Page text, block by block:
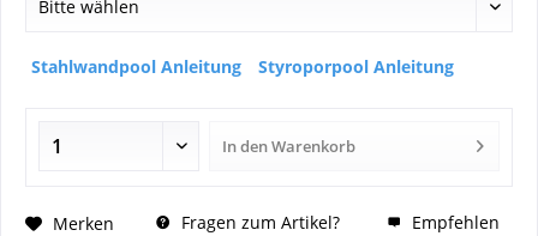
Stahlwandpool Anleitung Styroporpool Anleitung
In denWarenkorb
Merken Fragen zum Artikel? Empfehlen